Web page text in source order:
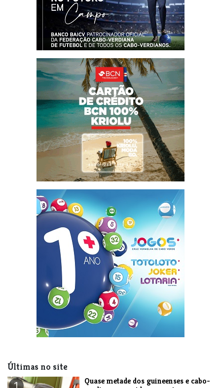
Últimas no site
Quase metade dos guineenses e cabo-